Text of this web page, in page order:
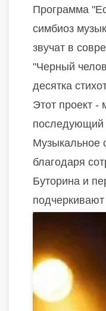
Программа
симбиоз
звучат в
"Черный
десятка
Этот проект -
последующий
Музыкальное
благодаря
Буторина и